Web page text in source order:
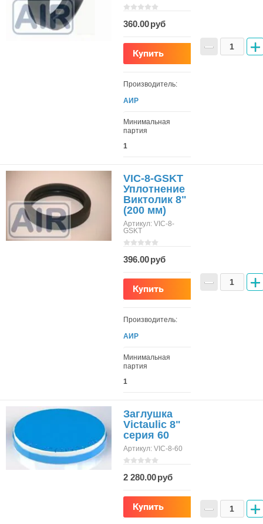
360.00
Купить
Производитель:
АИР
Минимальная
партия
1
− +
VIC-8-GSKT
Уплотнение
Виктолик 8"
(200 мм)
Артикул: VIC-8-
GSKT
396.00
Купить
Производитель:
АИР
Минимальная
партия
1
− +
Заглушка
Victaulic 8"
серия 60
Артикул: VIC-8-60
2 280.00
Купить − +